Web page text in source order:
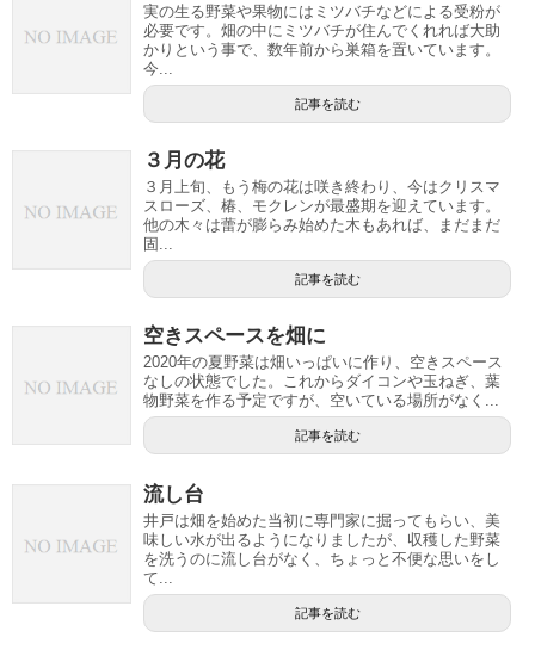
実の生る野菜や果物にはミツバチなどによる受粉が
必要です。畑の中にミツバチが住んでくれれば大助
かりという事で、数年前から巣箱を置いています。
今...
記事を読む
３月の花
３月上旬、もう梅の花は咲き終わり、今はクリスマ
スローズ、椿、モクレンが最盛期を迎えています。
他の木々は蕾が膨らみ始めた木もあれば、まだまだ
固...
記事を読む
空きスペースを畑に
2020年の夏野菜は畑いっぱいに作り、空きスペース
なしの状態でした。これからダイコンや玉ねぎ、葉
物野菜を作る予定ですが、空いている場所がなく...
記事を読む
流し台
井戸は畑を始めた当初に専門家に掘ってもらい、美
味しい水が出るようになりましたが、収穫した野菜
を洗うのに流し台がなく、ちょっと不便な思いをし
て...
記事を読む